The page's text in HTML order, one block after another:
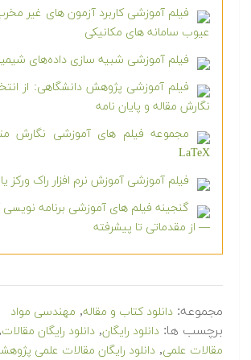
فیلم آموزشی کاربرد آزمون های غیر
عیوب سامانه های مکانیکی
فیلم آموزشی شبیه سازی داده‌های
فیلم آموزشی پژوهش دانشگاهی: از
نگارش مقاله و پایان نامه
مجموعه فیلم های آموزشی نگارش
LaTeX
فیلم آموزشی آموزش نرم افزار راک ورکز یا RockWorks
گنجینه فیلم های آموزشی برنامه نویسی
— از مقدماتی تا پیشرفته
مجموعه: دانلود کتاب و مقاله, مهندسی مواد
برچسب ها: دانلود رایگان, دانلود رایگان مقالات
مقالات علمی, دانلود رایگان مقالات علمی